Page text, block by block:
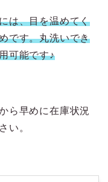
は、目を温めてく
です。丸洗いでき
可能です♪
ら早めに在庫状況
い。